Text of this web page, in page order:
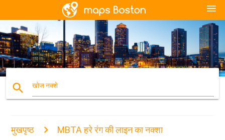
menu
search खोज नक्शे
मुखपृष्ठ MBTA हरे रंग की लाइन का नक्शा